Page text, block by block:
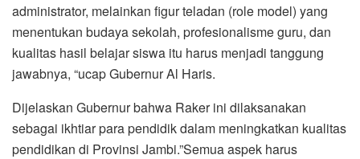
administrator, melainkan figur teladan (role model) yang
menentukan budaya sekolah, profesionalisme guru, dan
kualitas hasil belajar siswa itu harus menjadi tanggung
jawabnya, “ucap Gubernur Al Haris.
Dijelaskan Gubernur bahwa Raker ini dilaksanakan
sebagai ikhtiar para pendidik dalam meningkatkan kualitas
pendidikan di Provinsi Jambi.”Semua aspek harus